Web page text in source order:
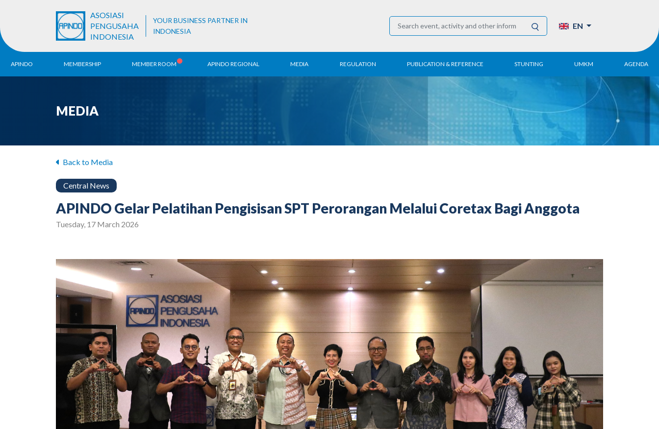
ASOSIASI
PENGUSAHA
INDONESIA
YOUR BUSINESS PARTNER IN
INDONESIA
EN
APINDO
Vision & Mission
MEMBERSHIP MEMBER ROOM APINDO REGIONAL MEDIA REGULATION PUBLICATION & REFERENCE
E-Newsletter
STUNTING UMKM
UMKM DPN Apindo
APINDO UMKM
DPN/DPP/DPK
Activity
AGENDA
MEDIA
Back to Media
Central News
APINDO Gelar Pelatihan Pengisisan SPT Perorangan Melalui Coretax Bagi Anggota
Tuesday, 17 March 2026